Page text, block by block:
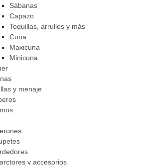
Sábanas
Capazo
Toquillas, arrullos y más
Cuna
Maxicuna
Minicuna
y menaje
y accesorios